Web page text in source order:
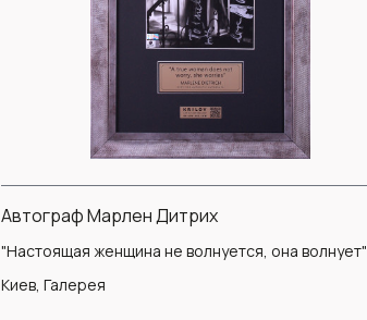
Автограф Марлен Дитрих
"Настоящая женщина не волнуется, она волнует"
Киев, Галерея